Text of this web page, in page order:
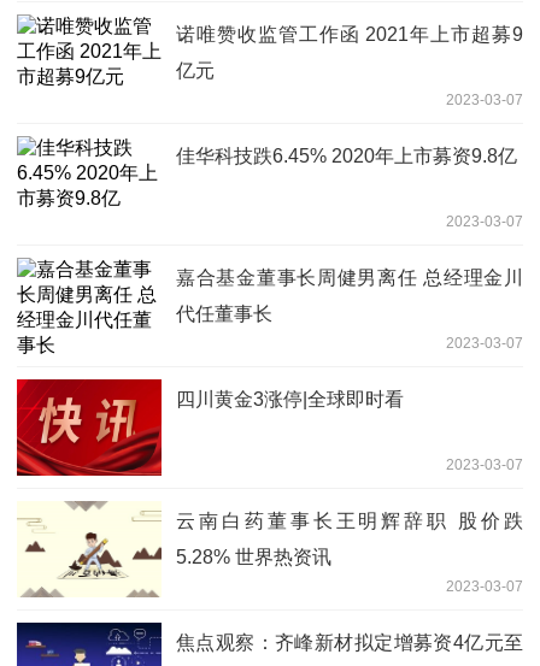
诺唯赞收监管工作函 2021年上市超募9
亿元
2023-03-07
佳华科技跌6.45% 2020年上市募资9.8亿
2023-03-07
嘉合基金董事长周健男离任 总经理金川
代任董事长
2023-03-07
四川黄金3涨停|全球即时看
2023-03-07
云南白药董事长王明辉辞职 股价跌
5.28% 世界热资讯
2023-03-07
焦点观察：齐峰新材拟定增募资4亿元至